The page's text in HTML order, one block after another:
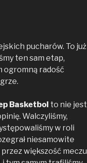
pucharów. To już
ten sam etap,
ogromną radość
Basketbol to nie jest
Walczyliśmy,
w roli
niesamowite
większość meczu